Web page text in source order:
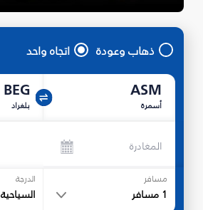
ذهاب وعودة اتجاه واحد
ASM
أسمرة
BEG
بلغراد
المغادرة
مسافر
1 مسافر
الدرجة
السياحية